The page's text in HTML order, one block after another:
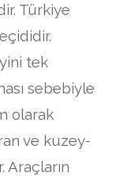
Türkiye
tek
sebebiyle
olarak
ve kuzey-